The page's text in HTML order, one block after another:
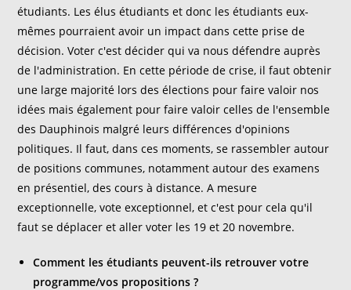
étudiants. Les élus étudiants et donc les étudiants eux-
mêmes pourraient avoir un impact dans cette prise de
décision. Voter c'est décider qui va nous défendre auprès
de l'administration. En cette période de crise, il faut obtenir
une large majorité lors des élections pour faire valoir nos
idées mais également pour faire valoir celles de l'ensemble
des Dauphinois malgré leurs différences d'opinions
politiques. Il faut, dans ces moments, se rassembler autour
de positions communes, notamment autour des examens
en présentiel, des cours à distance. A mesure
exceptionnelle, vote exceptionnel, et c'est pour cela qu'il
faut se déplacer et aller voter les 19 et 20 novembre.
Comment les étudiants peuvent-ils retrouver votre
programme/vos propositions ?